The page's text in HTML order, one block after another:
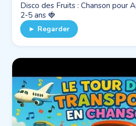
Disco des Fruits : Chanson pour
2-5 ans 🍓
► Regarder